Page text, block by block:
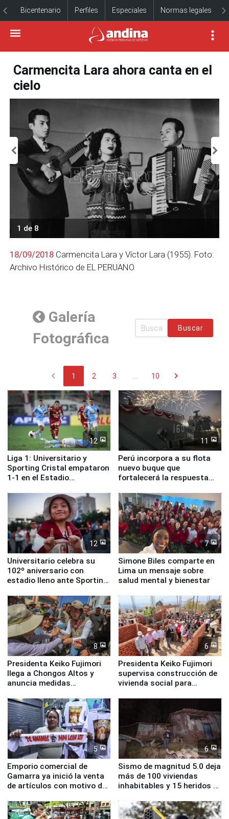
Bicentenario Perfiles Especiales Normas legales
Carmencita Lara ahora canta en el
cielo
1 de 8
18/09/2018 Carmencita Lara y Víctor Lara (1955). Foto:
Archivo Histórico de EL PERUANO.
Galería
Fotográfica
Buscar
chevron_left 1 2 3 ... 10 chevron_right
12
Liga 1: Universitario y
Sporting Cristal empataron
1-1 en el Estadio
11
Perú incorpora a su flota
nuevo buque que
fortalecerá la respuesta
12
Universitario celebra su
102º aniversario con
estadio lleno ante Sporting
7
Simone Biles comparte en
Lima un mensaje sobre
salud mental y bienestar
8
Presidenta Keiko Fujimori
llega a Chongos Altos y
anuncia medidas
educación, salud y empleo
6
Presidenta Keiko Fujimori
supervisa construcción de
vivienda social para
5
Emporio comercial de
Gamarra ya inició la venta
de artículos con motivo de
6
Sismo de magnitud 5.0 deja
más de 100 viviendas
inhabitables y 15 heridos en